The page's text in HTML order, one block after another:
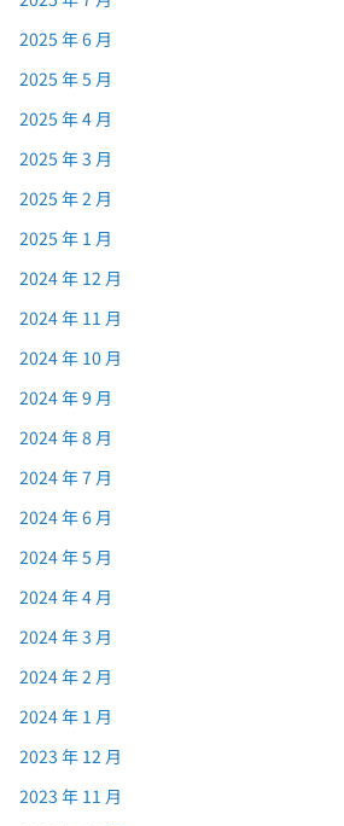
2025 年 6 月
2025 年 5 月
2025 年 4 月
2025 年 3 月
2025 年 2 月
2025 年 1 月
2024 年 12 月
2024 年 11 月
2024 年 10 月
2024 年 9 月
2024 年 8 月
2024 年 7 月
2024 年 6 月
2024 年 5 月
2024 年 4 月
2024 年 3 月
2024 年 2 月
2024 年 1 月
2023 年 12 月
2023 年 11 月